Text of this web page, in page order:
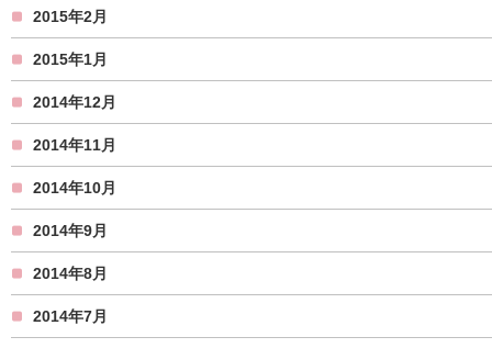
2015年2月
2015年1月
2014年12月
2014年11月
2014年10月
2014年9月
2014年8月
2014年7月